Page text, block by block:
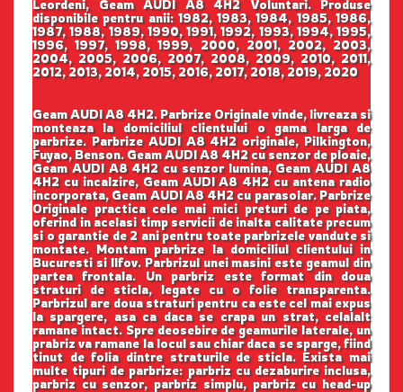
Leordeni, Geam AUDI A8 4H2 Voluntari. Produse
disponibile pentru anii: 1982, 1983, 1984, 1985, 1986,
1987, 1988, 1989, 1990, 1991, 1992, 1993, 1994, 1995,
1996, 1997, 1998, 1999, 2000, 2001, 2002, 2003,
2004, 2005, 2006, 2007, 2008, 2009, 2010, 2011,
2012, 2013, 2014, 2015, 2016, 2017, 2018, 2019, 2020
Geam AUDI A8 4H2. Parbrize Originale vinde, livreaza si
monteaza la domiciliul clientului o gama larga de
parbrize. Parbrize AUDI A8 4H2 originale, Pilkington,
Fuyao, Benson. Geam AUDI A8 4H2 cu senzor de ploaie,
Geam AUDI A8 4H2 cu senzor lumina, Geam AUDI A8
4H2 cu incalzire, Geam AUDI A8 4H2 cu antena radio
incorporata, Geam AUDI A8 4H2 cu parasolar. Parbrize
Originale practica cele mai mici preturi de pe piata,
oferind in acelasi timp servicii de inalta calitate precum
si o garantie de 2 ani pentru toate parbrizele vandute si
montate. Montam parbrize la domiciliul clientului in
Bucuresti si Ilfov. Parbrizul unei masini este geamul din
partea frontala. Un parbriz este format din doua
straturi de sticla, legate cu o folie transparenta.
Parbrizul are doua straturi pentru ca este cel mai expus
la spargere, asa ca daca se crapa un strat, celalalt
ramane intact. Spre deosebire de geamurile laterale, un
prabriz va ramane la locul sau chiar daca se sparge, fiind
tinut de folia dintre straturile de sticla. Exista mai
multe tipuri de parbrize: parbriz cu dezaburire inclusa,
parbriz cu senzor, parbriz simplu, parbriz cu head-up